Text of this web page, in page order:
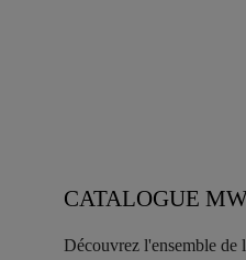
CATALOGUE
Découvrez l'ensemble de